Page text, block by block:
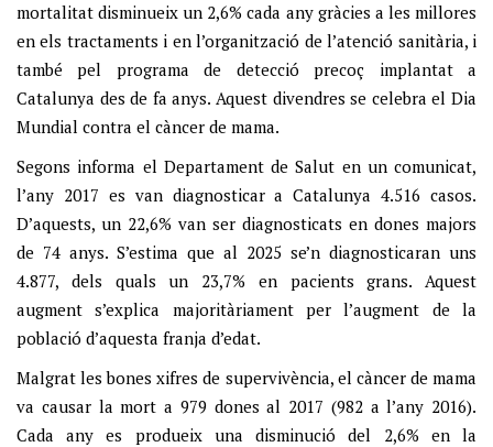
mortalitat disminueix un 2,6% cada any gràcies a les millores
en els tractaments i en l’organització de l’atenció sanitària, i
també pel programa de detecció precoç implantat a
Catalunya des de fa anys. Aquest divendres se celebra el Dia
Mundial contra el càncer de mama.
Segons informa el Departament de Salut en un comunicat,
l’any 2017 es van diagnosticar a Catalunya 4.516 casos.
D’aquests, un 22,6% van ser diagnosticats en dones majors
de 74 anys. S’estima que al 2025 se’n diagnosticaran uns
4.877, dels quals un 23,7% en pacients grans. Aquest
augment s’explica majoritàriament per l’augment de la
població d’aquesta franja d’edat.
Malgrat les bones xifres de supervivència, el càncer de mama
va causar la mort a 979 dones al 2017 (982 a l’any 2016).
Cada any es produeix una disminució del 2,6% en la